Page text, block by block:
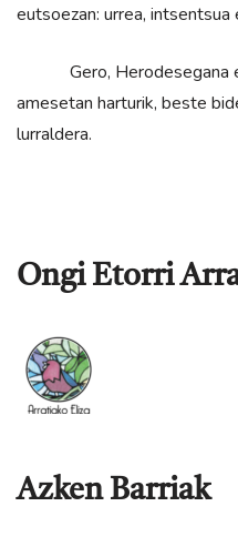
eutsoezan: urrea, intsentsua
Gero, Herodesegana
amesetan harturik, beste
lurraldera.
Ongi Etorri
Azken Barriak